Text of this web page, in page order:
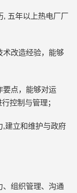
, 五年以上热电厂厂
术改造经验，能够
要点，能够对运
控制与管理；
,建立和维护与政府
、组织管理、沟通